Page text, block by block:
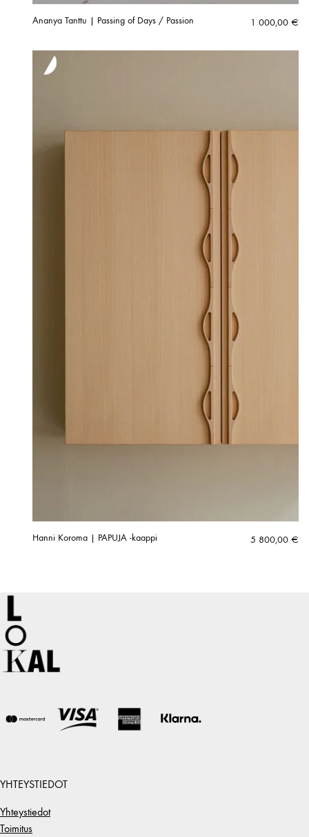
Ananya Tanttu | Passing of Days / Passion 1 000,00 €
Hanni Koroma | PAPUJA -kaappi 5 800,00 €
YHTEYSTIEDOT
Yhteystiedot
Toimitus